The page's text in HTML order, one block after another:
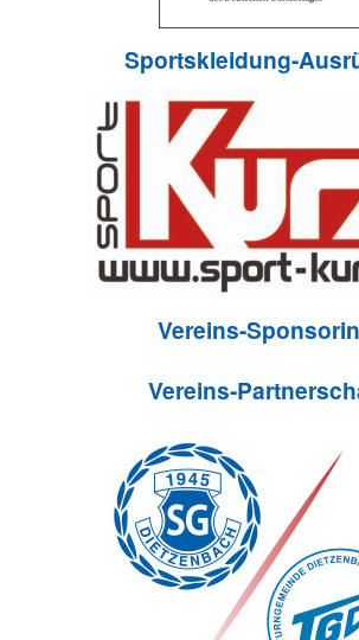
Sportskleidung-
Vereins-
Vereins-